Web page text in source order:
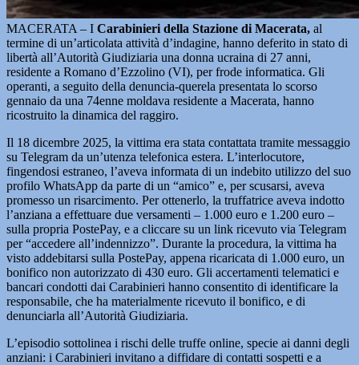
MACERATA – I Carabinieri della Stazione di Macerata, al
termine di un’articolata attività d’indagine, hanno deferito in stato di
libertà all’Autorità Giudiziaria una donna ucraina di 27 anni,
residente a Romano d’Ezzolino (VI), per frode informatica. Gli
operanti, a seguito della denuncia-querela presentata lo scorso
gennaio da una 74enne moldava residente a Macerata, hanno
ricostruito la dinamica del raggiro.
Il 18 dicembre 2025, la vittima era stata contattata tramite messaggio
su Telegram da un’utenza telefonica estera. L’interlocutore,
fingendosi estraneo, l’aveva informata di un indebito utilizzo del suo
profilo WhatsApp da parte di un “amico” e, per scusarsi, aveva
promesso un risarcimento. Per ottenerlo, la truffatrice aveva indotto
l’anziana a effettuare due versamenti – 1.000 euro e 1.200 euro –
sulla propria PostePay, e a cliccare su un link ricevuto via Telegram
per “accedere all’indennizzo”. Durante la procedura, la vittima ha
visto addebitarsi sulla PostePay, appena ricaricata di 1.000 euro, un
bonifico non autorizzato di 430 euro. Gli accertamenti telematici e
bancari condotti dai Carabinieri hanno consentito di identificare la
responsabile, che ha materialmente ricevuto il bonifico, e di
denunciarla all’Autorità Giudiziaria.
L’episodio sottolinea i rischi delle truffe online, specie ai danni degli
anziani: i Carabinieri invitano a diffidare di contatti sospetti e a